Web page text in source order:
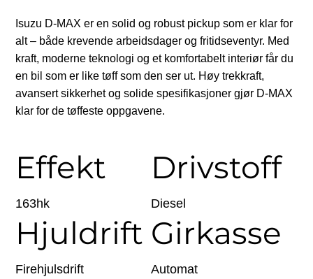
Isuzu D-MAX er en solid og robust pickup som er klar for
alt – både krevende arbeidsdager og fritidseventyr. Med
kraft, moderne teknologi og et komfortabelt interiør får du
en bil som er like tøff som den ser ut. Høy trekkraft,
avansert sikkerhet og solide spesifikasjoner gjør D-MAX
klar for de tøffeste oppgavene.
Effekt
163hk
Drivstoff
Diesel
Hjuldrift
Firehjulsdrift
Girkasse
Automat